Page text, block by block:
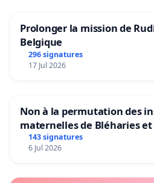
Prolonger la mission de
Belgique
296 signatures
17 Jul 2026
Non à la permutation des
maternelles de Bléharies
Préservons la stabilité de
143 signatures
6 Jul 2026